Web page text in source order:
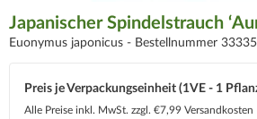
Japanischer Spindelstrauch
Euonymus japonicus - Bestellnummer
Preis je Verpackungseinheit (1VE - 1
Alle Preise inkl. MwSt. zzgl. €7,99 Versandkosten